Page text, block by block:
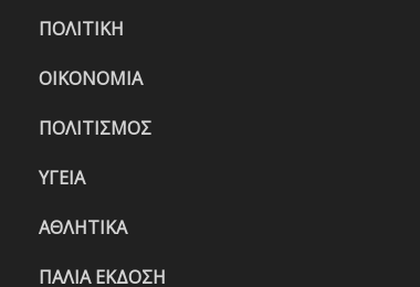
ΠΟΛΙΤΙΚΗ
ΟΙΚΟΝΟΜΙΑ
ΠΟΛΙΤΙΣΜΟΣ
ΥΓΕΙΑ
ΑΘΛΗΤΙΚΑ
ΠΑΛΙΑ ΕΚΔΟΣΗ